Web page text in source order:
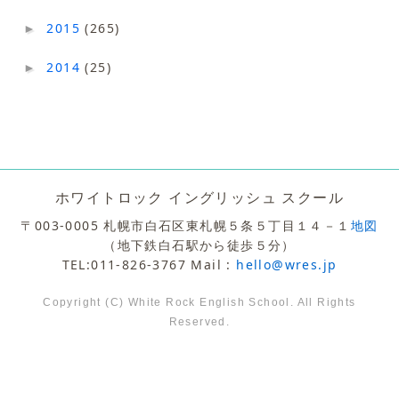
►2015(265)
►2014(25)
ホワイトロック イングリッシュ スクール
〒003-0005 札幌市白石区東札幌５条５丁目１４－１ 地図
（地下鉄白石駅から徒歩５分）
TEL:011-826-3767 Mail : hello@wres.jp
Copyright (C) White Rock English School. All Rights
Reserved.